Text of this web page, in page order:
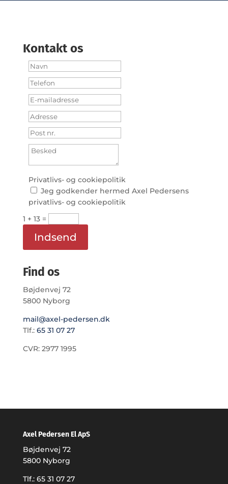
Kontakt os
Privatlivs- og cookiepolitik
Jeg godkender hermed Axel Pedersens
privatlivs- og cookiepolitik
1 + 13=
Indsend
Find os
Bøjdenvej 72
5800 Nyborg
mail@axel-pedersen.dk
Tlf.: 65 31 07 27
CVR: 2977 1995
Axel Pedersen El ApS
Bøjdenvej 72
5800 Nyborg
Tlf.: 65 31 07 27